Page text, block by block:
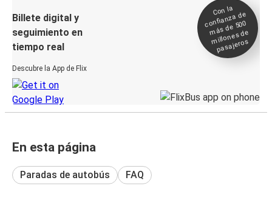
Billete digital y
seguimiento en
tiempo real
Descubre la App de Flix
Con la
confianza de
más de 500
millones de
pasajeros
En esta página
Paradas de autobús FAQ